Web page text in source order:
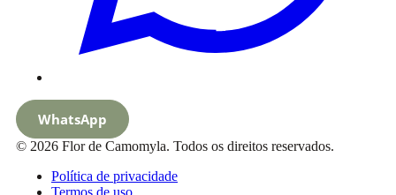
WhatsApp
© 2026 Flor de Camomyla. Todos os direitos reservados.
Política de privacidade
Termos de uso